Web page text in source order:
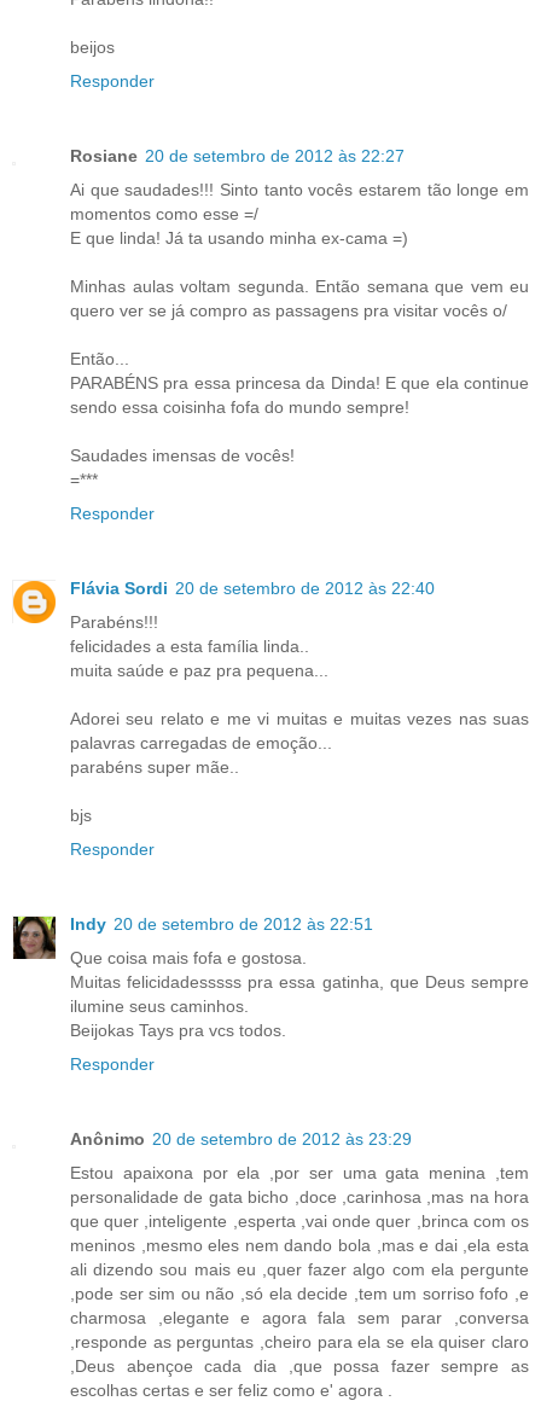
beijos
Responder
Rosiane 20 de setembro de 2012 às 22:27
Ai que saudades!!! Sinto tanto vocês estarem tão longe em
momentos como esse =/
E que linda! Já ta usando minha ex-cama =)
Minhas aulas voltam segunda. Então semana que vem eu
quero ver se já compro as passagens pra visitar vocês o/
Então...
PARABÉNS pra essa princesa da Dinda! E que ela continue
sendo essa coisinha fofa do mundo sempre!
Saudades imensas de vocês!
=***
Responder
Flávia Sordi 20 de setembro de 2012 às 22:40
Parabéns!!!
felicidades a esta família linda..
muita saúde e paz pra pequena...
Adorei seu relato e me vi muitas e muitas vezes nas suas
palavras carregadas de emoção...
parabéns super mãe..
bjs
Responder
Indy 20 de setembro de 2012 às 22:51
Que coisa mais fofa e gostosa.
Muitas felicidadesssss pra essa gatinha, que Deus sempre
ilumine seus caminhos.
Beijokas Tays pra vcs todos.
Responder
Anônimo 20 de setembro de 2012 às 23:29
Estou apaixona por ela ,por ser uma gata menina ,tem
personalidade de gata bicho ,doce ,carinhosa ,mas na hora
que quer ,inteligente ,esperta ,vai onde quer ,brinca com os
meninos ,mesmo eles nem dando bola ,mas e dai ,ela esta
ali dizendo sou mais eu ,quer fazer algo com ela pergunte
,pode ser sim ou não ,só ela decide ,tem um sorriso fofo ,e
charmosa ,elegante e agora fala sem parar ,conversa
,responde as perguntas ,cheiro para ela se ela quiser claro
,Deus abençoe cada dia ,que possa fazer sempre as
escolhas certas e ser feliz como e' agora .